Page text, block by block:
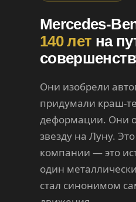
Mercedes-
140 лет на
Они изобрели
придумали краш-
деформации. Они
звезду на Луну.
компании — это
один
стал синонимом